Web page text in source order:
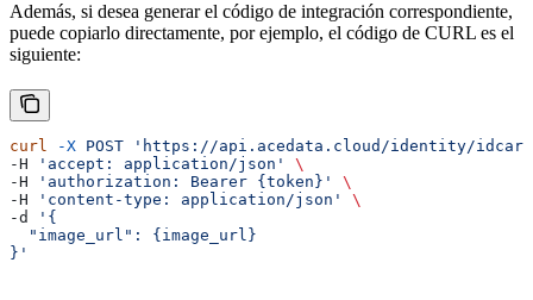
Además, si desea generar el código de integración correspondiente,
puede copiarlo directamente, por ejemplo, el código de CURL es el
siguiente:
curl -X POST 'https://api.acedata.cloud/identity/
-H
'accept: application/json'
\
-H
'authorization: Bearer {token}'
\
-H
'content-type: application/json'
\
-d
'{
  "image_url": {image_url}
}'